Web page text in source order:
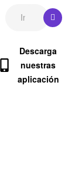
Descarga
nuestras
aplicación